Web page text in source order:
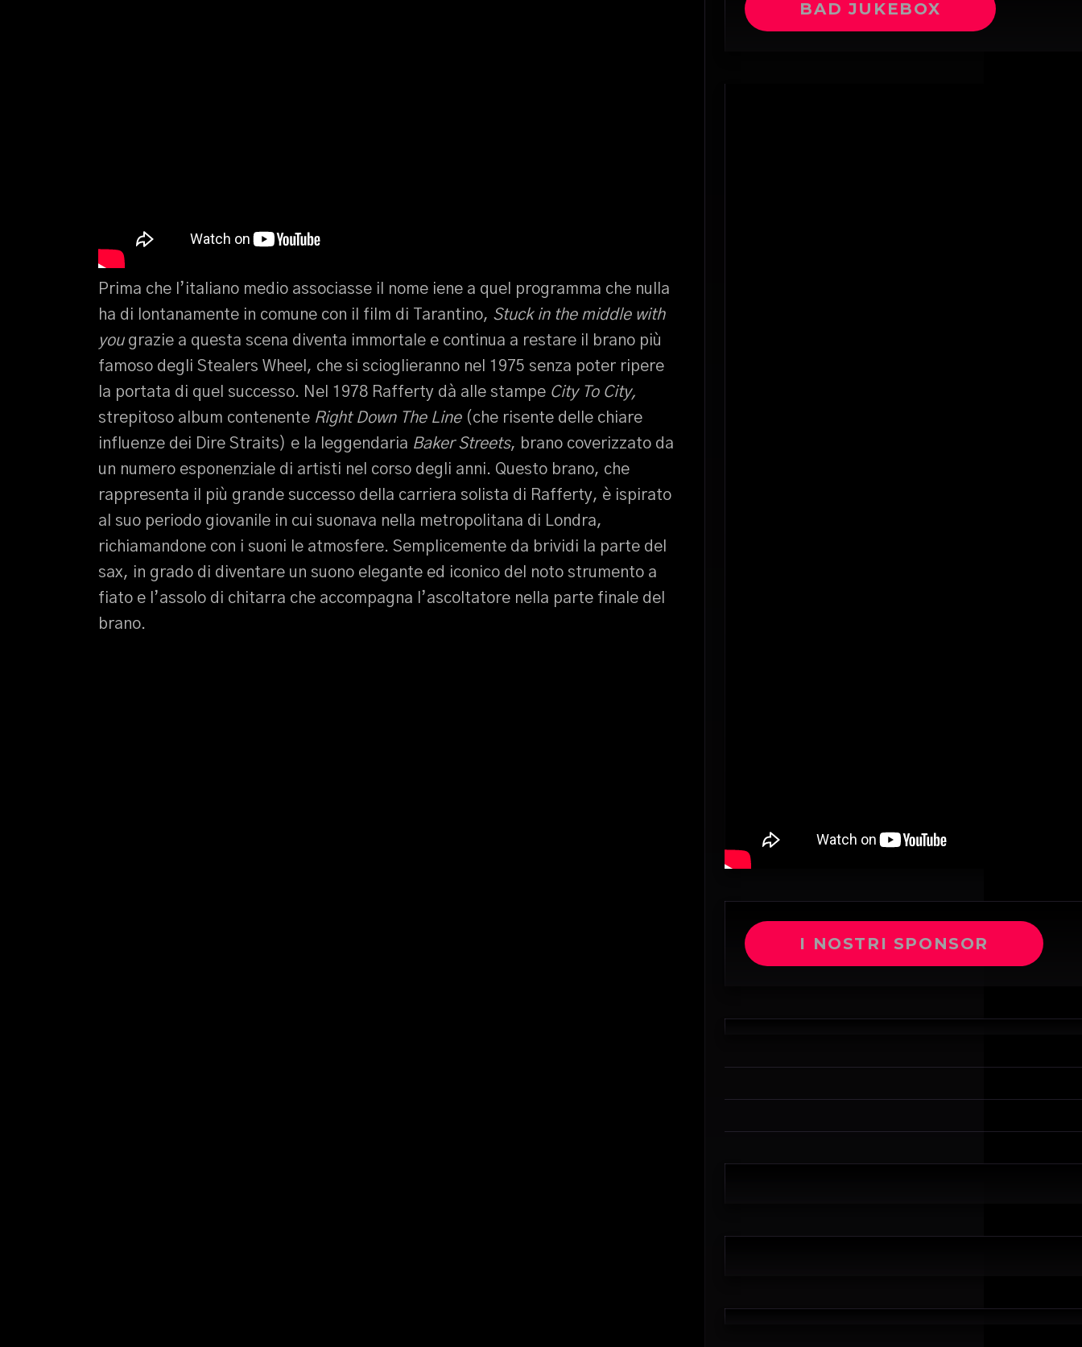
Prima che l’italiano medio associasse il nome iene a quel programma che nulla
ha di lontanamente in comune con il film di Tarantino, Stuck in the middle with
yougrazie a questa scena diventa immortale e continua a restare il brano più
famoso degli Stealers Wheel, che si scioglieranno nel 1975 senza poter ripere
la portata di quel successo. Nel 1978 Rafferty dà alle stampe City To City,
strepitoso album contenente Right Down The Line (che risente delle chiare
influenze dei Dire Straits) e la leggendaria Baker Streets, brano coverizzato da
un numero esponenziale di artisti nel corso degli anni. Questo brano, che
rappresenta il più grande successo della carriera solista di Rafferty, è ispirato
al suo periodo giovanile in cui suonava nella metropolitana di Londra,
richiamandone con i suoni le atmosfere. Semplicemente da brividi la parte del
sax, in grado di diventare un suono elegante ed iconico del noto strumento a
fiato e l’assolo di chitarra che accompagna l’ascoltatore nella parte finale del
brano.
BAD JUKEBOX
I NOSTRI SPONSOR